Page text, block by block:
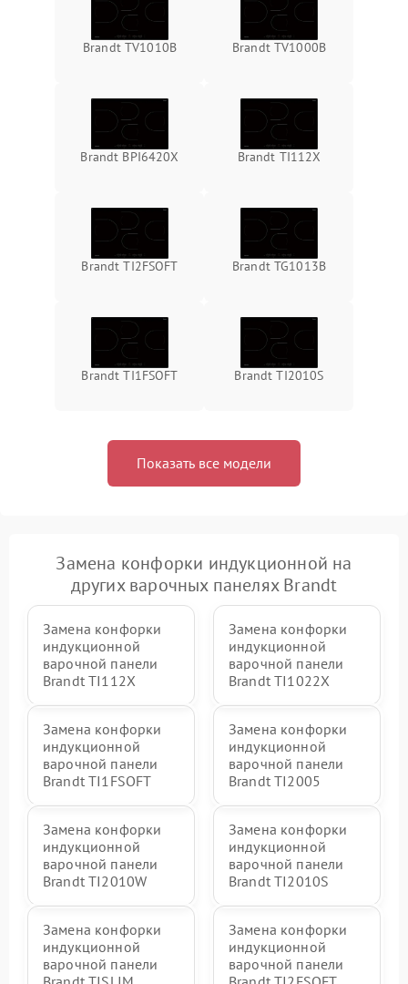
Brandt TV1010B Brandt TV1000B
Brandt BPI6420X Brandt TI112X
Brandt TI2FSOFT Brandt TG1013B
Brandt TI1FSOFT Brandt TI2010S
Показать все модели
Замена конфорки индукционной на
других варочных панелях Brandt
Замена конфорки
индукционной
варочной панели
Brandt TI112X
Замена конфорки
индукционной
варочной панели
Brandt TI1022X
Замена конфорки
индукционной
варочной панели
Brandt TI1FSOFT
Замена конфорки
индукционной
варочной панели
Brandt TI2005
Замена конфорки
индукционной
варочной панели
Brandt TI2010W
Замена конфорки
индукционной
варочной панели
Brandt TI2010S
Замена конфорки
индукционной
варочной панели
Замена конфорки
индукционной
варочной панели